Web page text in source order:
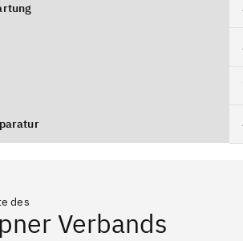
des
Verbands